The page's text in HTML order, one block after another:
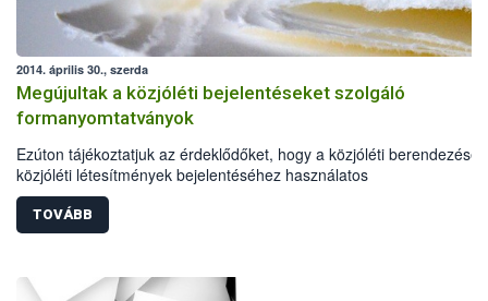
2014. április 30., szerda
Megújultak a közjóléti bejelentéseket szolgáló
formanyomtatványok
Ezúton tájékoztatjuk az érdeklődőket, hogy a közjóléti
közjóléti létesítmények bejelentéséhez használatos
formanyomtatványokat megújítottuk, elérhetők a Nyomtatványok
TOVÁBB